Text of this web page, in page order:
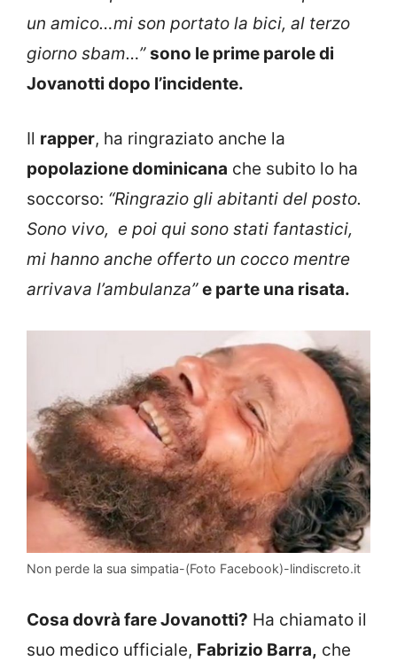
un amico…mi son portato la bici, al terzo
giorno sbam…” sono le prime parole di
Jovanotti dopo l’incidente.
Il rapper, ha ringraziato anche la
popolazione dominicana che subito lo ha
soccorso: “Ringrazio gli abitanti del posto.
Sono vivo, e poi qui sono stati fantastici,
mi hanno anche offerto un cocco mentre
arrivava l’ambulanza” e parte una risata.
Non perde la sua simpatia-(Foto Facebook)-lindiscreto.it
Cosa dovrà fare Jovanotti? Ha chiamato il
suo medico ufficiale, Fabrizio Barra, che